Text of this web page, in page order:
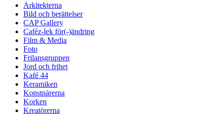
Arkitekterna
Bild och berättelser
CAP Gallery
Caféz-lek för(-)ändring
Film & Media
Foto
Frilansgruppen
Jord och frihet
Kafé 44
Keramiken
Konstnärerna
Korken
Kreatörerna